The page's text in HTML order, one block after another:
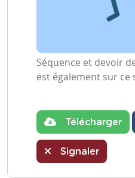
Séquence et devoir
est également sur ce
Télécharger
Signaler